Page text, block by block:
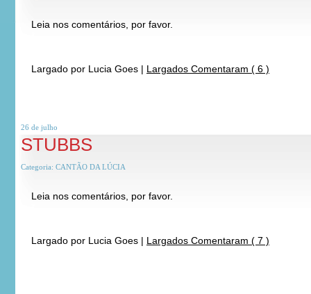
Leia nos comentários, por favor.
Largado por Lucia Goes | Largados Comentaram ( 6 )
26 de julho
STUBBS
Categoria: CANTÃO DA LÚCIA
Leia nos comentários, por favor.
Largado por Lucia Goes | Largados Comentaram ( 7 )